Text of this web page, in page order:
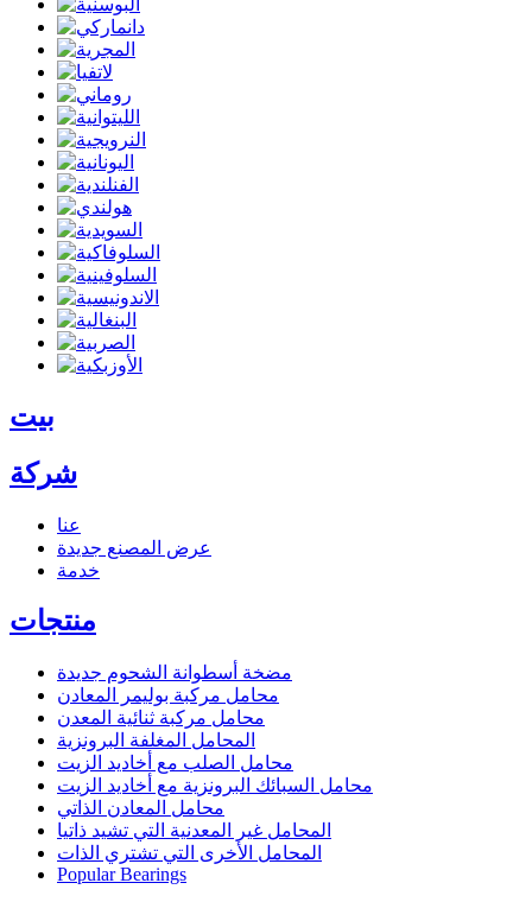
بيت
شركة
عنا
عرض المصنع جديدة
خدمة
منتجات
مضخة أسطوانة الشحوم جديدة
محامل مركبة بوليمر المعادن
محامل مركبة ثنائية المعدن
المحامل المغلفة البرونزية
محامل الصلب مع أخاديد الزيت
محامل السبائك البرونزية مع أخاديد الزيت
محامل المعادن الذاتي
المحامل غير المعدنية التي تشيد ذاتيا
المحامل الأخرى التي تشتري الذات
Popular Bearings